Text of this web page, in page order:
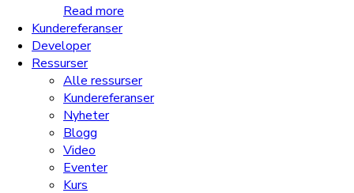
Read more
Kundereferanser
Developer
Ressurser
Alle ressurser
Kundereferanser
Nyheter
Blogg
Video
Eventer
Kurs